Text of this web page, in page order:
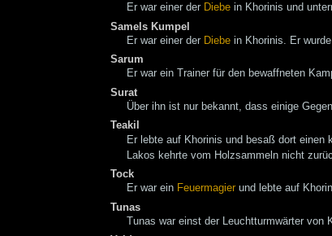
Er war einer der Diebe in Khorinis und
Samels Kumpel
Er war einer der Diebe in Khorinis. Er
Sarum
Er war ein Trainer für den bewaffneten
Surat
Über ihn ist nur bekannt, dass einige
Teakil
Er lebte auf Khorinis und besaß dort einen
Lakos kehrte vom Holzsammeln nicht
Tock
Er war ein Feuermagier und lebte auf
Tunas
Tunas war einst der Leuchtturmwärter von